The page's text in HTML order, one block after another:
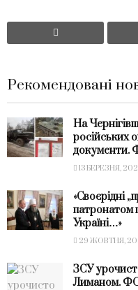
Рекомендовані
На
російських
документи.
13 БЕРЕЗНЯ,
«Своєрідні
патронатом
Україні…»
29 ЖОВТНЯ,
ЗСУ
Лиманом.